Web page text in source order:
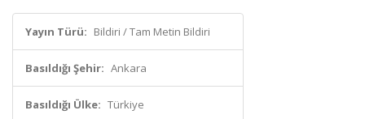
Yayın Türü: Bildiri / Tam Metin Bildiri
Basıldığı Şehir: Ankara
Basıldığı Ülke: Türkiye